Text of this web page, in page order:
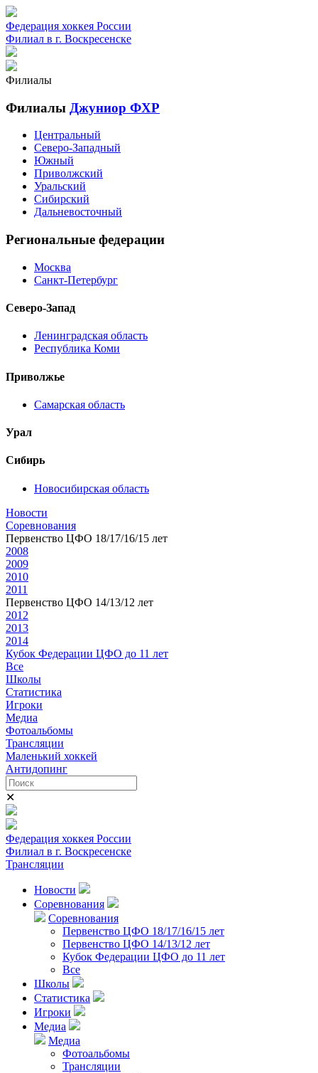
Федерация хоккея России
Филиал в г. Воскресенске
Филиалы
Филиалы Джуниор ФХР
Центральный
Северо-Западный
Южный
Приволжский
Уральский
Сибирский
Дальневосточный
Региональные федерации
Москва
Санкт-Петербург
Северо-Запад
Ленинградская область
Республика Коми
Приволжье
Самарская область
Урал
Сибирь
Новосибирская область
Новости
Соревнования
Первенство ЦФО 18/17/16/15 лет
2008
2009
2010
2011
Первенство ЦФО 14/13/12 лет
2012
2013
2014
Кубок Федерации ЦФО до 11 лет
Все
Школы
Статистика
Игроки
Медиа
Фотоальбомы
Трансляции
Маленький хоккей
Антидопинг
✕
Федерация хоккея России
Филиал в г. Воскресенске
Трансляции
Новости
Соревнования
Соревнования
Первенство ЦФО 18/17/16/15 лет
Первенство ЦФО 14/13/12 лет
Кубок Федерации ЦФО до 11 лет
Все
Школы
Статистика
Игроки
Медиа
Медиа
Фотоальбомы
Трансляции